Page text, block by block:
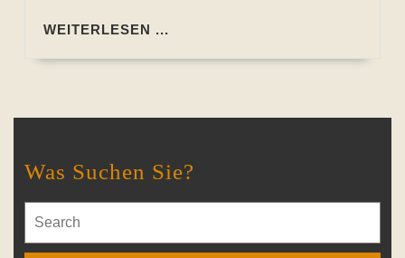
WEITERLESEN ...
Was Suchen Sie?
for: